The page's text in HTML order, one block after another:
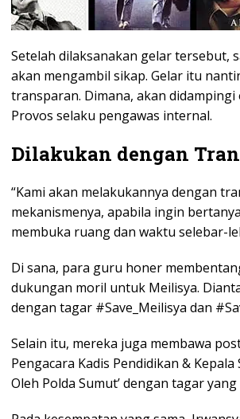
Setelah dilaksanakan gelar tersebut,
akan mengambil sikap. Gelar itu
transparan. Dimana, akan didampingi
Provos selaku pengawas internal.
Dilakukan dengan
“Kami akan melakukannya dengan
mekanismenya, apabila ingin
membuka ruang dan waktu selebar-
Di sana, para guru honer
dukungan moril untuk Meilisya.
dengan tagar #Save_Meilisya dan
Selain itu, mereka juga membawa
Pengacara Kadis Pendidikan &
Oleh Polda Sumut’ dengan tagar yang